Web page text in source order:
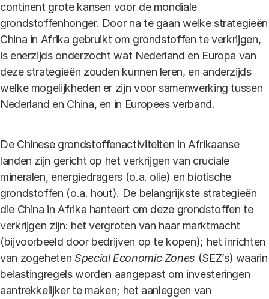
continent grote kansen voor de mondiale
grondstoffenhonger. Door na te gaan welke strategieën
China in Afrika gebruikt om grondstoffen te verkrijgen,
is enerzijds onderzocht wat Nederland en Europa van
deze strategieën zouden kunnen leren, en anderzijds
welke mogelijkheden er zijn voor samenwerking tussen
Nederland en China, en in Europees verband.
De Chinese grondstoffenactiviteiten in Afrikaanse
landen zijn gericht op het verkrijgen van cruciale
mineralen, energiedragers (o.a. olie) en biotische
grondstoffen (o.a. hout). De belangrijkste strategieën
die China in Afrika hanteert om deze grondstoffen te
verkrijgen zijn: het vergroten van haar marktmacht
(bijvoorbeeld door bedrijven op te kopen); het inrichten
van zogeheten Special Economic Zones (SEZ’s) waarin
belastingregels worden aangepast om investeringen
aantrekkelijker te maken; het aanleggen van